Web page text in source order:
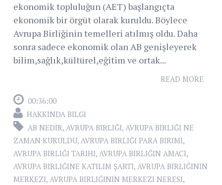
ekonomik topluluğun (AET) başlangıçta
ekonomik bir örgüt olarak kuruldu. Böylece
Avrupa Birliğinin temelleri atılmış oldu. Daha
sonra sadece ekonomik olan AB genişleyerek
bilim,sağlık,kültürel,eğitim ve ortak...
READ MORE
00:36:00
HAKKINDA BILGI
AB NEDIR, AVRUPA BIRLIĞI, AVRUPA BIRLIĞI NE
ZAMAN KURULDU, AVRUPA BIRLIĞI PARA BIRIMI,
AVRUPA BIRLIĞI TARIHI, AVRUPA BIRLIĞIN AMACI,
AVRUPA BIRLIĞINE KATILIM ŞARTI, AVRUPA BIRLIĞININ
MERKEZI, AVRUPA BIRLIĞININ MERKEZI NERESI,